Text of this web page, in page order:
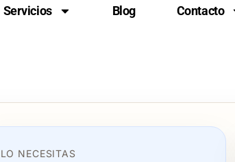
Servicios Blog Contacto
LO NECESITAS